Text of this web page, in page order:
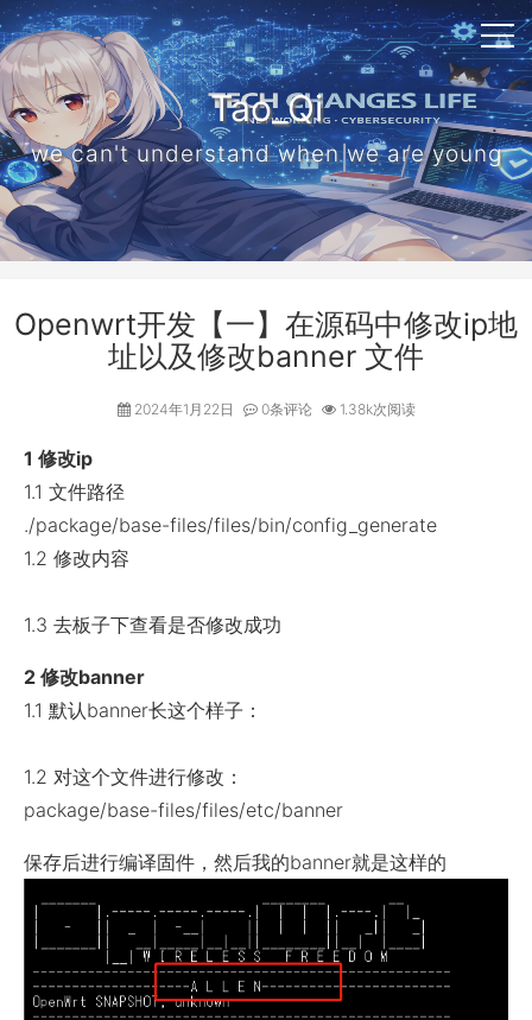
Tao_Qi
we can't understand when we are young
Openwrt开发【一】在源码中修改ip地
址以及修改banner 文件
2024年1月22日 0条评论 1.38k次阅读
1 修改ip
1.1 文件路径
./package/base-files/files/bin/config_generate
1.2 修改内容
1.3 去板子下查看是否修改成功
2 修改banner
1.1 默认banner长这个样子：
1.2 对这个文件进行修改：
package/base-files/files/etc/banner
保存后进行编译固件，然后我的banner就是这样的